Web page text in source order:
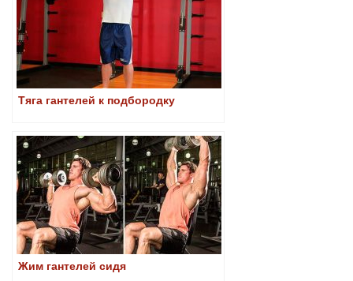
Тяга гантелей к подбородку
Жим гантелей сидя